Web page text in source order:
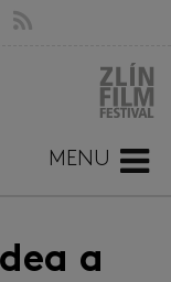
MENU
a